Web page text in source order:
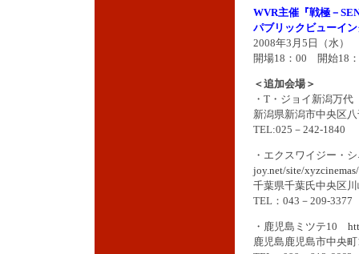
WVR主催『戦極－
パブリックビューイン
2008年3月5日（水）
開場18：00 開始18
＜追加会場＞
・T・ジョイ新潟万
新潟県新潟市中央区
TEL:025－242-1840
・エクスワイジー・
joy.net/site/
千葉県千葉氏中央区
TEL：043－209-3377
・鹿児島ミツテ10
鹿児島鹿児島市中央